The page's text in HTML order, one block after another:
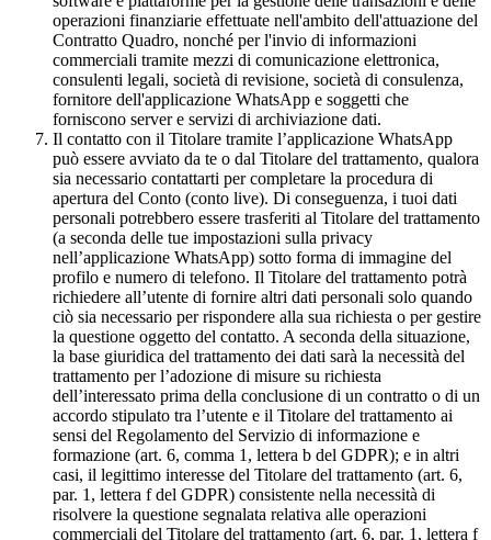
operazioni finanziarie effettuate nell'ambito dell'attuazione del
Contratto Quadro, nonché per l'invio di informazioni
commerciali tramite mezzi di comunicazione elettronica,
consulenti legali, società di revisione, società di consulenza,
fornitore dell'applicazione WhatsApp e soggetti che
forniscono server e servizi di archiviazione dati.
Il contatto con il Titolare tramite l’applicazione WhatsApp
può essere avviato da te o dal Titolare del trattamento, qualora
sia necessario contattarti per completare la procedura di
apertura del Conto (conto live). Di conseguenza, i tuoi dati
personali potrebbero essere trasferiti al Titolare del trattamento
(a seconda delle tue impostazioni sulla privacy
nell’applicazione WhatsApp) sotto forma di immagine del
profilo e numero di telefono. Il Titolare del trattamento potrà
richiedere all’utente di fornire altri dati personali solo quando
ciò sia necessario per rispondere alla sua richiesta o per gestire
la questione oggetto del contatto. A seconda della situazione,
la base giuridica del trattamento dei dati sarà la necessità del
trattamento per l’adozione di misure su richiesta
dell’interessato prima della conclusione di un contratto o di un
accordo stipulato tra l’utente e il Titolare del trattamento ai
sensi del Regolamento del Servizio di informazione e
formazione (art. 6, comma 1, lettera b del GDPR); e in altri
casi, il legittimo interesse del Titolare del trattamento (art. 6,
par. 1, lettera f del GDPR) consistente nella necessità di
risolvere la questione segnalata relativa alle operazioni
commerciali del Titolare del trattamento (art. 6, par. 1, lettera f